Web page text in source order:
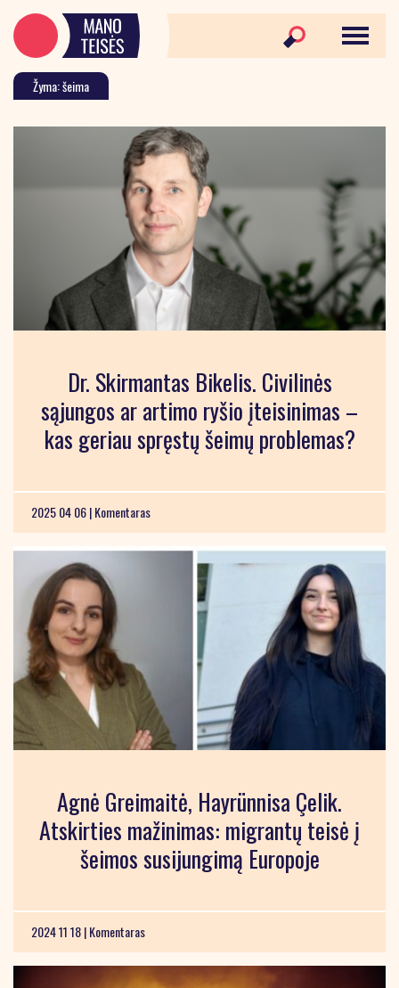
Žyma: šeima
Dr. Skirmantas Bikelis. Civilinės
sąjungos ar artimo ryšio įteisinimas –
kas geriau spręstų šeimų problemas?
2025 04 06 |Komentaras
Agnė Greimaitė, Hayrünnisa Çelik.
Atskirties mažinimas: migrantų teisė į
šeimos susijungimą Europoje
2024 11 18 |Komentaras